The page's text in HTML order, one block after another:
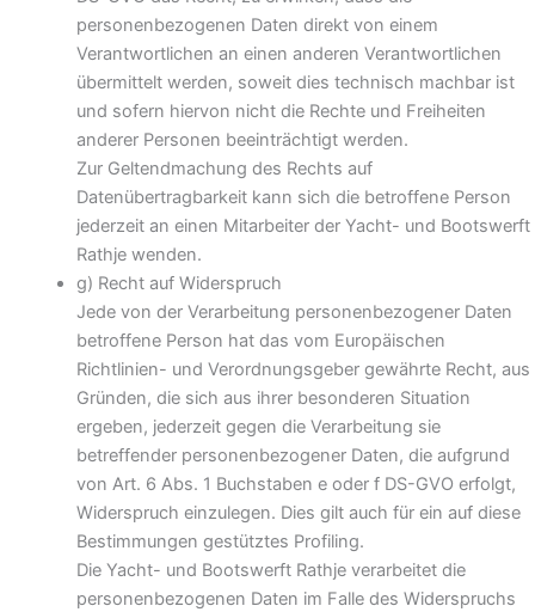
personenbezogenen Daten direkt von einem
Verantwortlichen an einen anderen Verantwortlichen
übermittelt werden, soweit dies technisch machbar ist
und sofern hiervon nicht die Rechte und Freiheiten
anderer Personen beeinträchtigt werden.
Zur Geltendmachung des Rechts auf
Datenübertragbarkeit kann sich die betroffene Person
jederzeit an einen Mitarbeiter der Yacht- und Bootswerft
Rathje wenden.
g) Recht auf Widerspruch
Jede von der Verarbeitung personenbezogener Daten
betroffene Person hat das vom Europäischen
Richtlinien- und Verordnungsgeber gewährte Recht, aus
Gründen, die sich aus ihrer besonderen Situation
ergeben, jederzeit gegen die Verarbeitung sie
betreffender personenbezogener Daten, die aufgrund
von Art. 6 Abs. 1 Buchstaben e oder f DS-GVO erfolgt,
Widerspruch einzulegen. Dies gilt auch für ein auf diese
Bestimmungen gestütztes Profiling.
Die Yacht- und Bootswerft Rathje verarbeitet die
personenbezogenen Daten im Falle des Widerspruchs